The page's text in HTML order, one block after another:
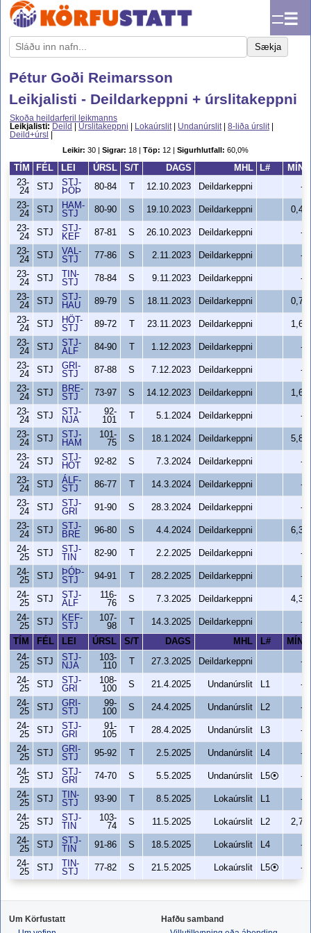
☰
Sækja
Pétur Goði Reimarsson
Leikjalisti - Deildarkeppni + úrslitakeppni
Skoða heildarferil leikmanns
Leikjalisti: Deild Úrslitakeppni Lokaúrslit| Undanúrslit| 8-liða úrslit|
Deild+úrsl
Leikir: 30 | Sigrar: 18 | Töp: 12 | Sigurhlutfall: 60,0%
TÍM FÉL LEI ÚRSL S/T DAGS MHL L#
MÍN
23-
24
STJ
STJ-
ÞÓÞ
80-84 12.10.2023 Deildarkeppni
-
23-
24
STJ
HAM-
STJ
80-90 S 19.10.2023 Deildarkeppni
0,4
23-
24
STJ
STJ-
KEF
87-81 S 26.10.2023 Deildarkeppni
-
23-
24
STJ
VAL-
STJ
77-86 S 2.11.2023 Deildarkeppni
-
23-
24
STJ
TIN-
STJ
78-84 S 9.11.2023 Deildarkeppni
-
23-
24
STJ
STJ-
HAU
89-79 S 18.11.2023 Deildarkeppni
0,7
23-
24
STJ
HÖT-
STJ
89-72 23.11.2023 Deildarkeppni
1,6
23-
24
STJ
STJ-
ÁLF
84-90 1.12.2023 Deildarkeppni
-
23-
24
STJ
GRI-
STJ
87-88 S 7.12.2023 Deildarkeppni
-
23-
24
STJ
BRE-
STJ
73-97 S 14.12.2023 Deildarkeppni
1,6
23-
24
STJ
STJ-
NJA
92-
101
5.1.2024 Deildarkeppni
-
23-
24
STJ
STJ-
HAM
101-
75
S 18.1.2024 Deildarkeppni
5,8
23-
24
STJ
STJ-
HÖT
92-82 S 7.3.2024 Deildarkeppni
-
23-
24
STJ
ÁLF-
STJ
86-77 14.3.2024 Deildarkeppni
-
23-
24
STJ
STJ-
GRI
91-90 S 28.3.2024 Deildarkeppni
-
23-
24
STJ
STJ-
BRE
96-80 S 4.4.2024 Deildarkeppni
6,3
24-
25
STJ
STJ-
TIN
82-90 2.2.2025 Deildarkeppni
-
24-
25
STJ
ÞÓÞ-
STJ
94-91 28.2.2025 Deildarkeppni
-
24-
25
STJ
STJ-
ÁLF
116-
76
S 7.3.2025 Deildarkeppni
4,3
24-
25
STJ
KEF-
STJ
107-
98
14.3.2025 Deildarkeppni
-
TÍM
FÉL LEI ÚRSL S/T DAGS MHL L#
MÍN
24-
25
STJ
STJ-
NJA
103-
110
27.3.2025 Deildarkeppni
-
24-
25
STJ
STJ-
GRI
108-
100
S 21.4.2025 Undanúrslit L1
-
24-
25
STJ
GRI-
STJ
99-
100
S 24.4.2025 Undanúrslit L2
-
24-
25
STJ
STJ-
GRI
91-
105
28.4.2025 Undanúrslit L3
-
24-
25
STJ
GRI-
STJ
95-92 2.5.2025 Undanúrslit L4
-
24-
25
STJ
STJ-
GRI
74-70 S 5.5.2025 Undanúrslit L5⦿
-
24-
25
STJ
TIN-
STJ
93-90 8.5.2025 Lokaúrslit L1
-
24-
25
STJ
STJ-
TIN
103-
74
S 11.5.2025 Lokaúrslit L2
2,7
24-
25
STJ
STJ-
TIN
91-86 S 18.5.2025 Lokaúrslit L4
-
24-
25
STJ
TIN-
STJ
77-82 S 21.5.2025 Lokaúrslit L5⦿ -
Um Körfustatt
Hafðu samband